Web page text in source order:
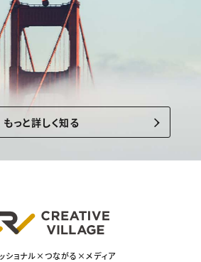
もっと詳しく知る
ショナル×つながる×メディア